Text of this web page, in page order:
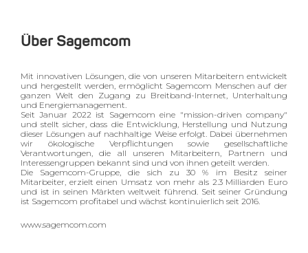
Über Sagemcom
Mit innovativen Lösungen, die von unseren Mitarbeitern entwickelt
und hergestellt werden, ermöglicht Sagemcom Menschen auf der
ganzen Welt den Zugang zu Breitband-Internet, Unterhaltung
und Energiemanagement.
Seit Januar 2022 ist Sagemcom eine "mission-driven company"
und stellt sicher, dass die Entwicklung, Herstellung und Nutzung
dieser Lösungen auf nachhaltige Weise erfolgt. Dabei übernehmen
wir ökologische Verpflichtungen sowie gesellschaftliche
Verantwortungen, die all unseren Mitarbeitern, Partnern und
Interessengruppen bekannt sind und von ihnen geteilt werden.
Die Sagemcom-Gruppe, die sich zu 30 % im Besitz seiner
Mitarbeiter, erzielt einen Umsatz von mehr als 2.3 Milliarden Euro
und ist in seinen Märkten weltweit führend. Seit seiner Gründung
ist Sagemcom profitabel und wächst kontinuierlich seit 2016.
www.sagemcom.com